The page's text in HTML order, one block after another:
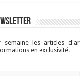
semaine les articles d'ar
en exclusivité.